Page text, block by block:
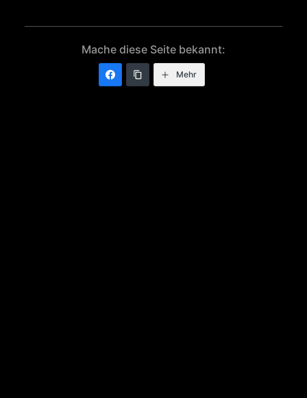
Mache diese Seite bekannt:
Mehr